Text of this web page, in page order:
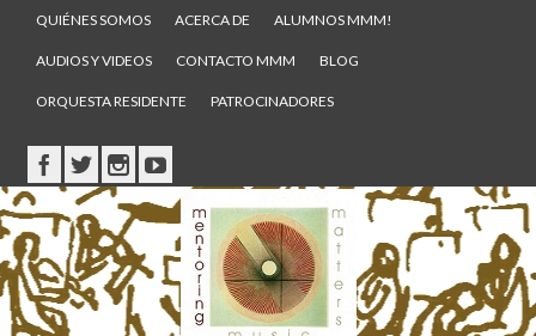
QUIÉNES SOMOS ACERCA DE ALUMNOS MMM!
AUDIOS Y VIDEOS CONTACTO MMM BLOG
ORQUESTA RESIDENTE PATROCINADORES